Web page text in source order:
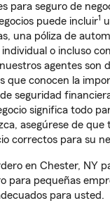
para seguro de
puede incluir1
una póliza de
o incluso
agentes son
que conocen la
seguridad
significa todo
asegúrese de que
correctos para su
en Chester, NY
para pequeñas
para usted.